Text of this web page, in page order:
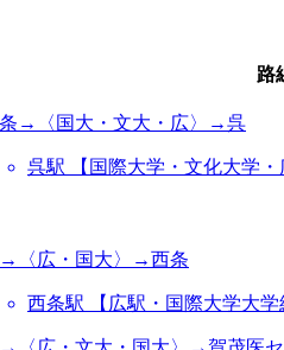
路
→〈国大・文大・広〉→呉
呉駅 【国際大学・文化大学
〈広・国大〉→西条
西条駅 【広駅・国際大学大